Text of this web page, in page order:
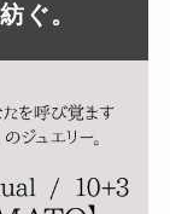
ぐ。